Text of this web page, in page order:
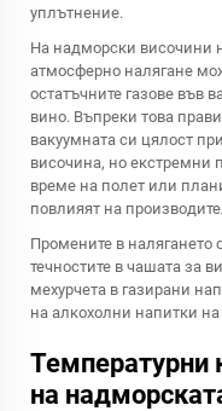
уплътнение.
На надморски височини
атмосферно налягане
остатъчните газове във
вино. Въпреки това
вакуумната си цялост
височина, но екстремни
време на полет или
повлияят на
Промените в налягането
течностите в чашата за
мехурчета в газирани
на алкохолни напитки
Температурни
на